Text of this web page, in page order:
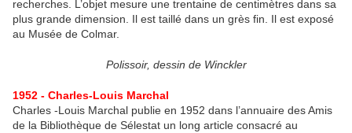
recherches. L’objet mesure une trentaine de centimètres dans sa
plus grande dimension. Il est taillé dans un grès fin. Il est exposé
au Musée de Colmar.
Polissoir, dessin de Winckler
1952 - Charles-Louis Marchal
Charles -Louis Marchal publie en 1952 dans l’annuaire des Amis
de la Bibliothèque de Sélestat un long article consacré au